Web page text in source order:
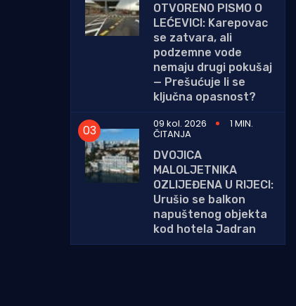
OTVORENO PISMO O
LEĆEVICI: Karepovac
se zatvara, ali
podzemne vode
nemaju drugi pokušaj
— Prešućuje li se
ključna opasnost?
09 kol. 2026
1 MIN.
ČITANJA
DVOJICA
MALOLJETNIKA
OZLIJEĐENA U RIJECI:
Urušio se balkon
napuštenog objekta
kod hotela Jadran